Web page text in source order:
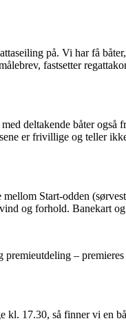
på. Vi har få
fastsetter
deltakende båter
er frivillige og teller
Start-odden
og forhold. Banekart
–
17.30, så finner vi en